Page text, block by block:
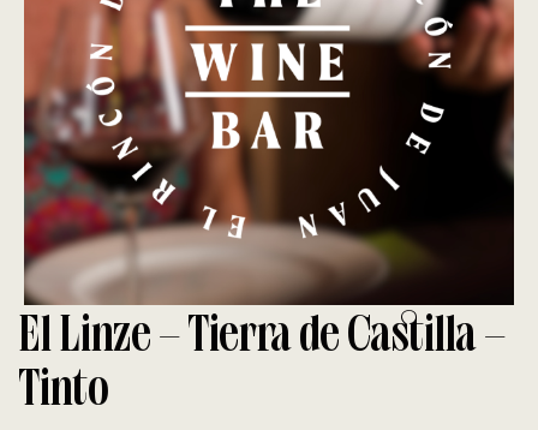
El Linze – Tierra de Castilla –
Tinto